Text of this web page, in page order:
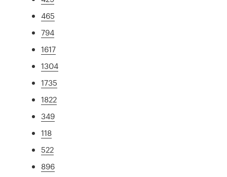
465
794
1617
1304
1735
1822
349
118
522
896